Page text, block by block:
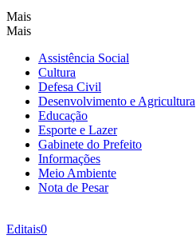
Mais
Mais
Assistência Social
Cultura
Defesa Civil
Desenvolvimento e Agricultura
Educação
Esporte e Lazer
Gabinete do Prefeito
Informações
Meio Ambiente
Nota de Pesar
Editais0